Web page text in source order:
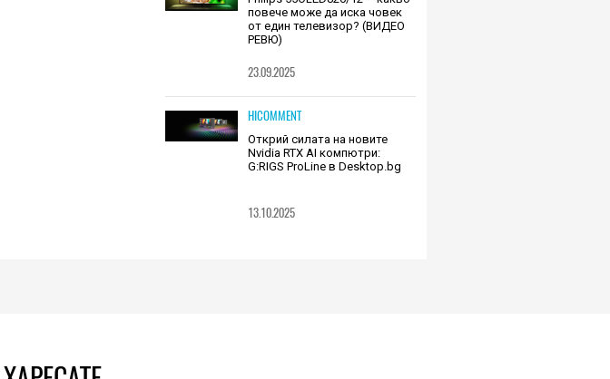
повече може да иска човек
от един телевизор? (ВИДЕО
РЕВЮ)
23.09.2025
HICOMMENT
Открий силата на новите
Nvidia RTX AI компютри:
G:RIGS ProLine в Desktop.bg
13.10.2025